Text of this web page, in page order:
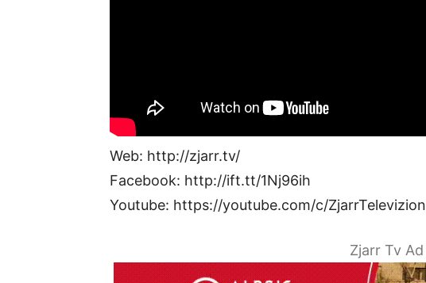
Web: http://zjarr.tv/
Facebook: http://ift.tt/1Nj96ih
Youtube: https://youtube.com/c/ZjarrTelevizion
Zjarr Tv Ad